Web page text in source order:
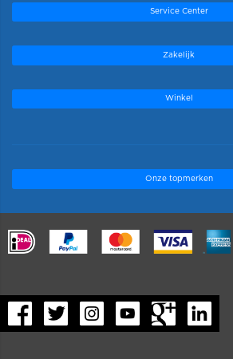
Service Center
Zakelijk
Winkel
Onze topmerken
.